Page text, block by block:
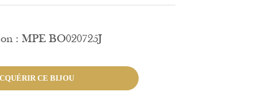
: MPE BO020725J
CE BIJOU